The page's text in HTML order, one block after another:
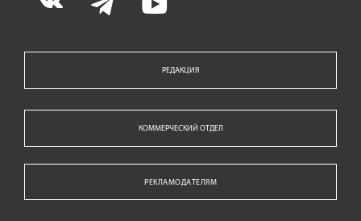
РЕДАКЦИЯ
КОММЕРЧЕСКИЙ ОТДЕЛ
РЕКЛАМОДАТЕЛЯМ